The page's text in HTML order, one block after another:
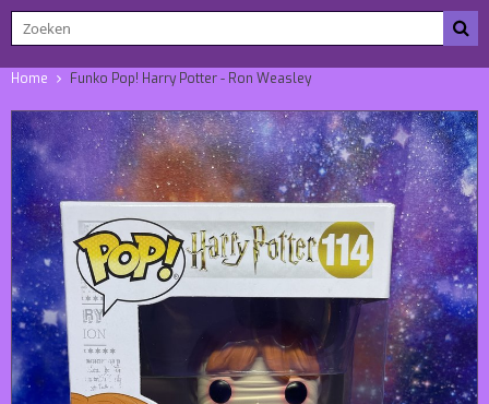
Home Funko Pop! Harry Potter - Ron Weasley